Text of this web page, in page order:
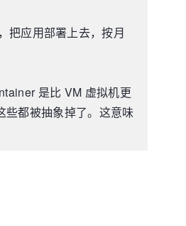
把应用部署上去，按月
是比 VM 虚拟机更
些都被抽象掉了。这意味